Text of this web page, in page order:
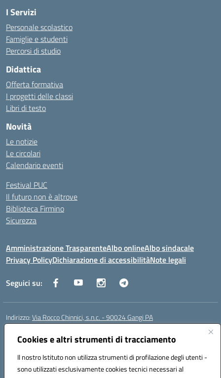
Cookies e altri strumenti di tracciamento
Il nostro Istituto non utilizza strumenti di profilazione degli utenti -
sono utilizzati esclusivamente cookies tecnici necessari al
I Servizi
Personale scolastico
Famiglie e studenti
Percorsi di studio
Didattica
Offerta formativa
I progetti delle classi
Libri di testo
Novità
Le notizie
Le circolari
Calendario eventi
Festival PUC
Il futuro non è altrove
Biblioteca Firmino
Sicurezza
Amministrazione TrasparenteAlbo onlineAlbo sindacale
Privacy PolicyDichiarazione di accessibilitàNote legali
Seguici su:
Indirizzo:Via Rocco Chinnici, s.n.c. - 90024 Gangi PA
Centralino:
Posta elettronica certificata (PEC):pais01700b@pec.istruzione.it
Codice fiscale: 95005290820
Codice meccanografico:pais01700b